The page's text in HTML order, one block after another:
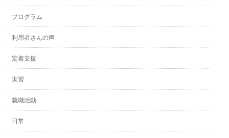
プログラム
利用者さんの声
定着支援
実習
就職活動
日常